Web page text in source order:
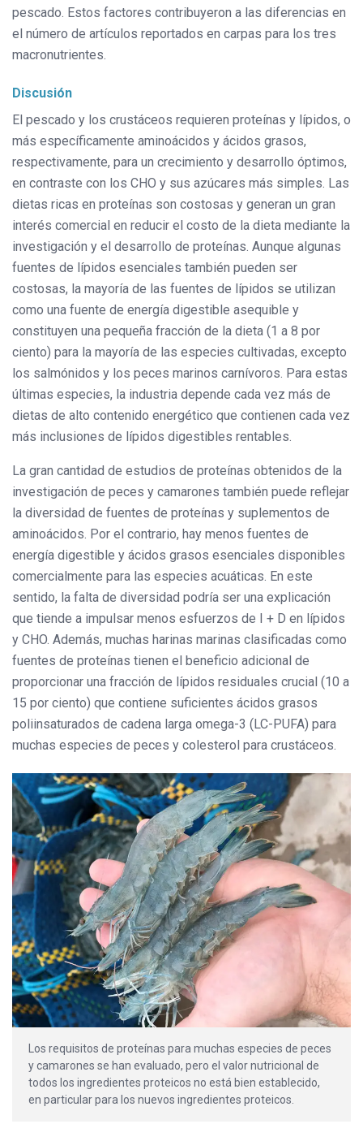
pescado. Estos factores contribuyeron a las diferencias en
el número de artículos reportados en carpas para los tres
macronutrientes.
Discusión
El pescado y los crustáceos requieren proteínas y lípidos, o
más específicamente aminoácidos y ácidos grasos,
respectivamente, para un crecimiento y desarrollo óptimos,
en contraste con los CHO y sus azúcares más simples. Las
dietas ricas en proteínas son costosas y generan un gran
interés comercial en reducir el costo de la dieta mediante la
investigación y el desarrollo de proteínas. Aunque algunas
fuentes de lípidos esenciales también pueden ser
costosas, la mayoría de las fuentes de lípidos se utilizan
como una fuente de energía digestible asequible y
constituyen una pequeña fracción de la dieta (1 a 8 por
ciento) para la mayoría de las especies cultivadas, excepto
los salmónidos y los peces marinos carnívoros. Para estas
últimas especies, la industria depende cada vez más de
dietas de alto contenido energético que contienen cada vez
más inclusiones de lípidos digestibles rentables.
La gran cantidad de estudios de proteínas obtenidos de la
investigación de peces y camarones también puede reflejar
la diversidad de fuentes de proteínas y suplementos de
aminoácidos. Por el contrario, hay menos fuentes de
energía digestible y ácidos grasos esenciales disponibles
comercialmente para las especies acuáticas. En este
sentido, la falta de diversidad podría ser una explicación
que tiende a impulsar menos esfuerzos de I + D en lípidos
y CHO. Además, muchas harinas marinas clasificadas como
fuentes de proteínas tienen el beneficio adicional de
proporcionar una fracción de lípidos residuales crucial (10 a
15 por ciento) que contiene suficientes ácidos grasos
poliinsaturados de cadena larga omega-3 (LC-PUFA) para
muchas especies de peces y colesterol para crustáceos.
Los requisitos de proteínas para muchas especies de peces
y camarones se han evaluado, pero el valor nutricional de
todos los ingredientes proteicos no está bien establecido,
en particular para los nuevos ingredientes proteicos.